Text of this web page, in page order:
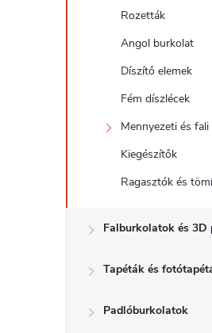
Rozetták
Angol burkolat
Díszítő elemek
Fém díszlécek
Mennyezeti és
Kiegészítők
Ragasztók és
Falburkolatok és 3D
Tapéták és
Padlóburkolatok